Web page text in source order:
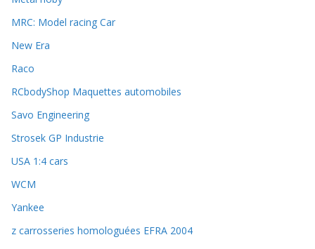
MRC: Model racing Car
New Era
Raco
RCbodyShop Maquettes automobiles
Savo Engineering
Strosek GP Industrie
USA 1:4 cars
WCM
Yankee
z carrosseries homologuées EFRA 2004